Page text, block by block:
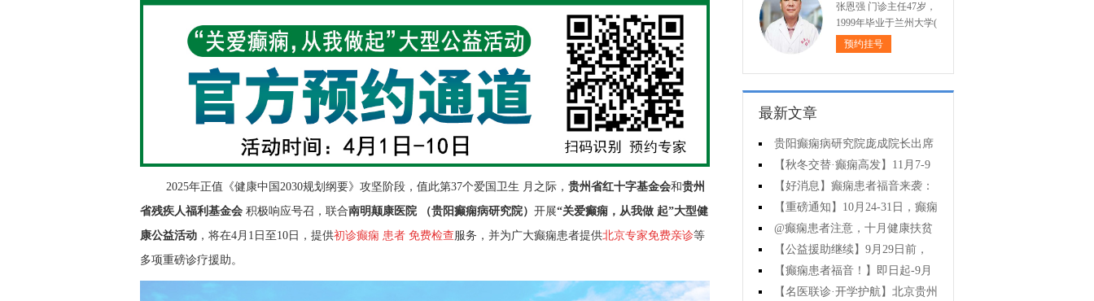
2025年正值《健康中国2030规划纲要》攻坚阶段，值此第37个爱国卫生 月之际， 贵州省红十字基金会和贵州
省残疾人福利基金会 积极响应号召， 联合南明颠康医院 （贵阳癫痫病研究院） 开展“关爱癫痫，从我做 起”大型健
康公益活动 ，将在4月1日至10日， 提供初诊癫痫 患者 免费检查服务 ， 并为广大癫痫患者提供北京专家免费亲诊等
多项重磅诊疗援助。
张恩强 门诊主任47岁，
1999年毕业于兰州大学(
预约挂号
最新文章
贵阳癫痫病研究院庞成院长出席
第十一届CAAE国际癫痫论坛暨协会
成立20周年庆典
【秋冬交替·癫痫高发】11月7-9
日，超难约的北京三甲名医，携手
贵州专家团共抗癫痫，速约！
【好消息】癫痫患者福音来袭：
万元救助+半价专项检查+京黔专家
免费亲诊，符合条件者速申请！
【重磅通知】10月24-31日，癫痫
病专项检查全额救助+京黔名医免费
亲诊+高达万元补贴，名额有限，速
@癫痫患者注意，十月健康扶贫
救助计划开启，专家免费亲诊+高达
万元治疗救助，速抢名额！
【公益援助继续】9月29日前，
癫痫名医免费亲诊+检查治疗大额援
助持续发放，速约！
【癫痫患者福音！】即日起-9月
15日，专项检查免费+北京三甲知名
【名医联诊·开学护航】北京贵州